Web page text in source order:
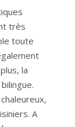
très
toute
la
A